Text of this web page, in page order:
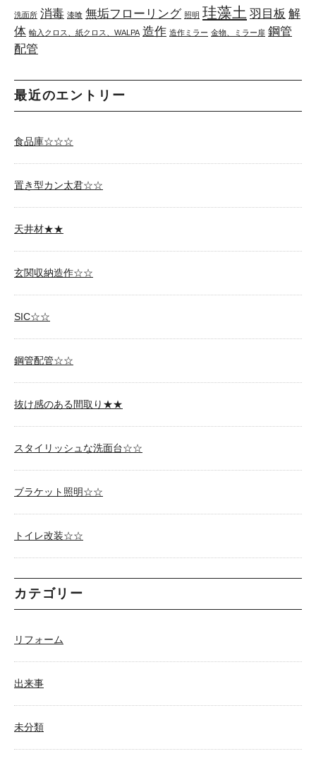
洗面所 消毒 漆喰 無垢フローリング 照明 珪藻土 羽目板 解
体 輸入クロス、紙クロス、WALPA 造作 造作ミラー 金物、ミラー扉 鋼管
配管
最近のエントリー
食品庫☆☆☆
置き型カン太君☆☆
天井材★★
玄関収納造作☆☆
SIC☆☆
鋼管配管☆☆
抜け感のある間取り★★
スタイリッシュな洗面台☆☆
ブラケット照明☆☆
トイレ改装☆☆
カテゴリー
リフォーム
出来事
未分類